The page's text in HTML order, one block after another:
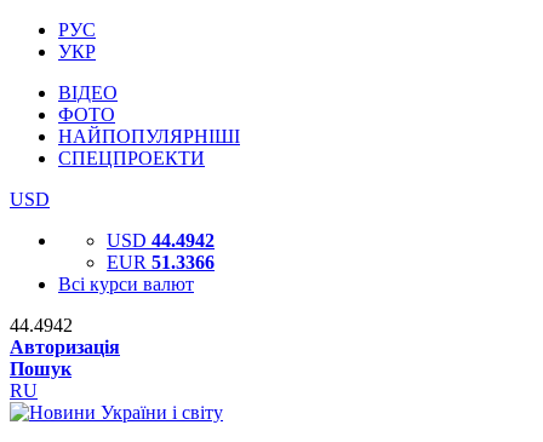
РУС
УКР
ВІДЕО
ФОТО
НАЙПОПУЛЯРНІШІ
СПЕЦПРОЕКТИ
USD
USD 44.4942
EUR 51.3366
Всі курси валют
44.4942
Авторизація
Пошук
RU